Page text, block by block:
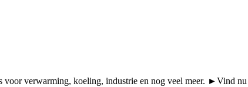
voor verwarming, koeling, industrie en nog veel meer. ►Vind